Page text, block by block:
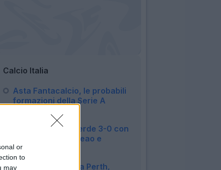
or
to
may
Calcio Italia
Asta Fantacalcio, le probabili
formazioni della Serie A
Disastro Milan, perde 3-0 con
il Chelsea: male Leao e
Camarda
16:23
L'Inter festeggia a Perth,